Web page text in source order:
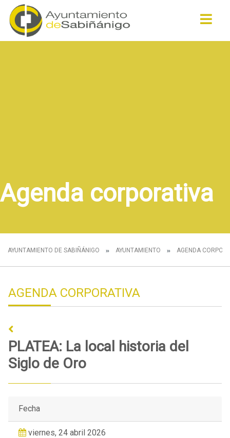
Agenda corporativa
AYUNTAMIENTO DE SABIÑÁNIGO AYUNTAMIENTO AGENDA
AGENDA CORPORATIVA
PLATEA: La local historia del
Siglo de Oro
Fecha
viernes, 24 abril 2026